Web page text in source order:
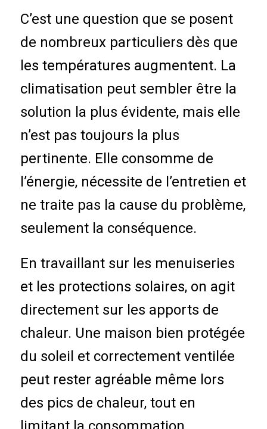
C’est une question que se posent
de nombreux particuliers dès que
les températures augmentent. La
climatisation peut sembler être la
solution la plus évidente, mais elle
n’est pas toujours la plus
pertinente. Elle consomme de
l’énergie, nécessite de l’entretien et
ne traite pas la cause du problème,
seulement la conséquence.
En travaillant sur les menuiseries
et les protections solaires, on agit
directement sur les apports de
chaleur. Une maison bien protégée
du soleil et correctement ventilée
peut rester agréable même lors
des pics de chaleur, tout en